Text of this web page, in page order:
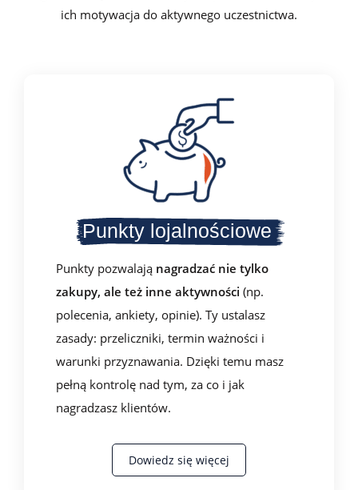
ich motywacja do aktywnego uczestnictwa.
Punkty lojalnościowe
Punkty pozwalają nagradzać nie tylko
zakupy, ale też inne aktywności (np.
polecenia, ankiety, opinie). Ty ustalasz
zasady: przeliczniki, termin ważności i
warunki przyznawania. Dzięki temu masz
pełną kontrolę nad tym, za co i jak
nagradzasz klientów.
Dowiedz się więcej